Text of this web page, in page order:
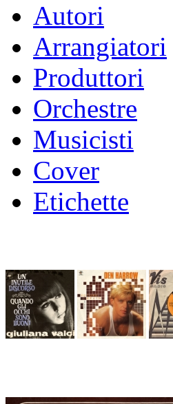
Autori
Arrangiatori
Produttori
Orchestre
Musicisti
Cover
Etichette